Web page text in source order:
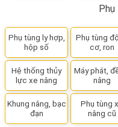
Phụ
Phụ tùng ly hợp,
hộp số
Phụ tùng
cơ, ron
Hệ thống thủy
lực xe nâng
Máy phát,
nâng
Khung nâng, bạc
đạn
Phụ tùng
nâng cũ